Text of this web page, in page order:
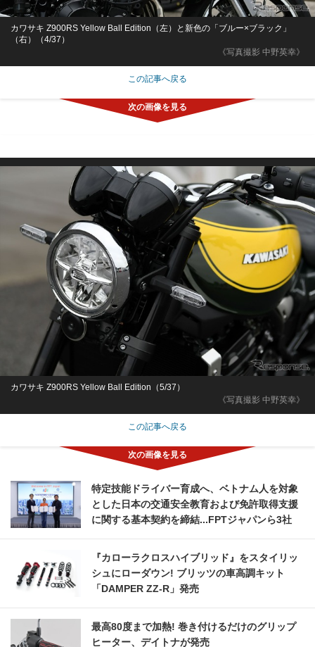
《写真撮影 中野英幸》
カワサキ Z900RS Yellow Ball Edition（左）と新色の「ブルー×ブラック」
（右）（4/37）
この記事へ戻る
《写真撮影 中野英幸》
カワサキ Z900RS Yellow Ball Edition（5/37）
この記事へ戻る
特定技能ドライバー育成へ、ベトナム人を対象
とした日本の交通安全教育および免許取得支援
に関する基本契約を締結...FPTジャパンら3社
『カローラクロスハイブリッド』をスタイリッ
シュにローダウン! ブリッツの車高調キット
「DAMPER ZZ-R」発売
最高80度まで加熱! 巻き付けるだけのグリップ
ヒーター、デイトナが発売